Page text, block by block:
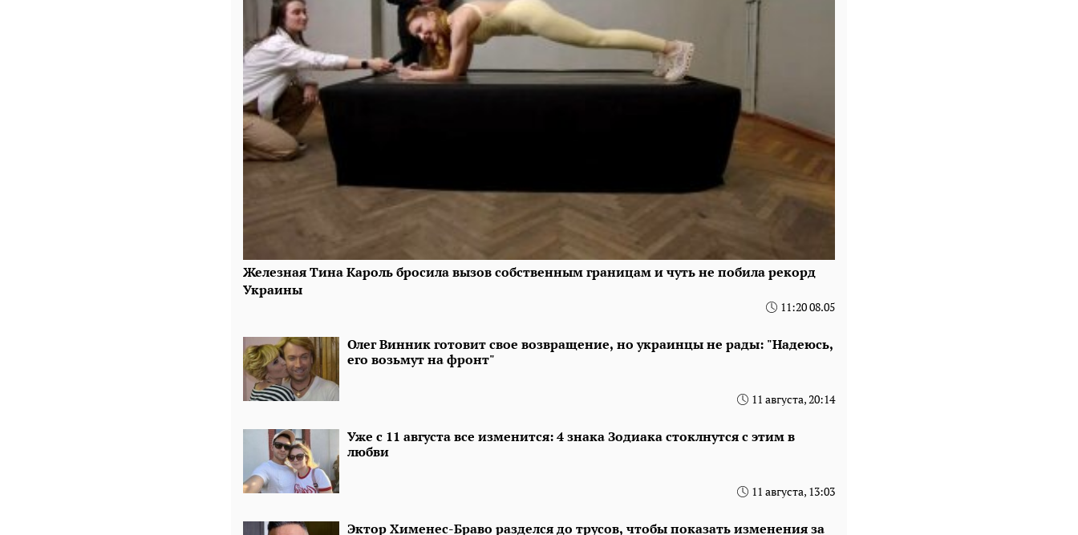
Железная Тина Кароль бросила вызов собственным границам и чуть не побила рекорд
Украины
11:20 08.05
Олег Винник готовит свое возвращение, но украинцы не рады: "Надеюсь,
его возьмут на фронт"
11 августа, 20:14
Уже с 11 августа все изменится: 4 знака Зодиака стоклнутся с этим в
любви
11 августа, 13:03
Эктор Хименес-Браво разделся до трусов, чтобы показать изменения за